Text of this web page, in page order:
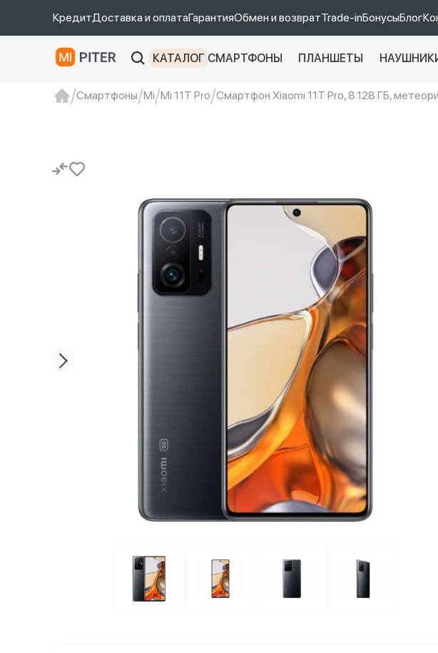
КредитДоставка и оплатаГарантияОбмен и возвратTrade-inБонусыБлог
КАТАЛОГ СМАРТФОНЫ ПЛАНШЕТЫ
Смартфоны Mi Mi 11T Pro Смартфон Xiaomi 11T Pro, 8.128 ГБ,